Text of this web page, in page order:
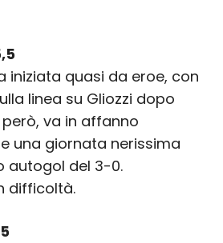
iniziata quasi da eroe, con
linea su Gliozzi dopo
va in affanno
una giornata nerissima
autogol del 3-0.
difficoltà.